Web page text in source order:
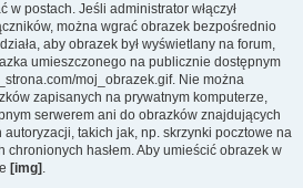
w postach. Jeśli administrator włączył
można wgrać obrazek bezpośrednio
aby obrazek był wyświetlany na forum,
umieszczonego na publicznie dostępnym
moj_obrazek.gif. Nie można
zapisanych na prywatnym komputerze,
serwerem ani do obrazków znajdujących
takich jak, np. skrzynki pocztowe na
chronionych hasłem. Aby umieścić obrazek w
[img] .